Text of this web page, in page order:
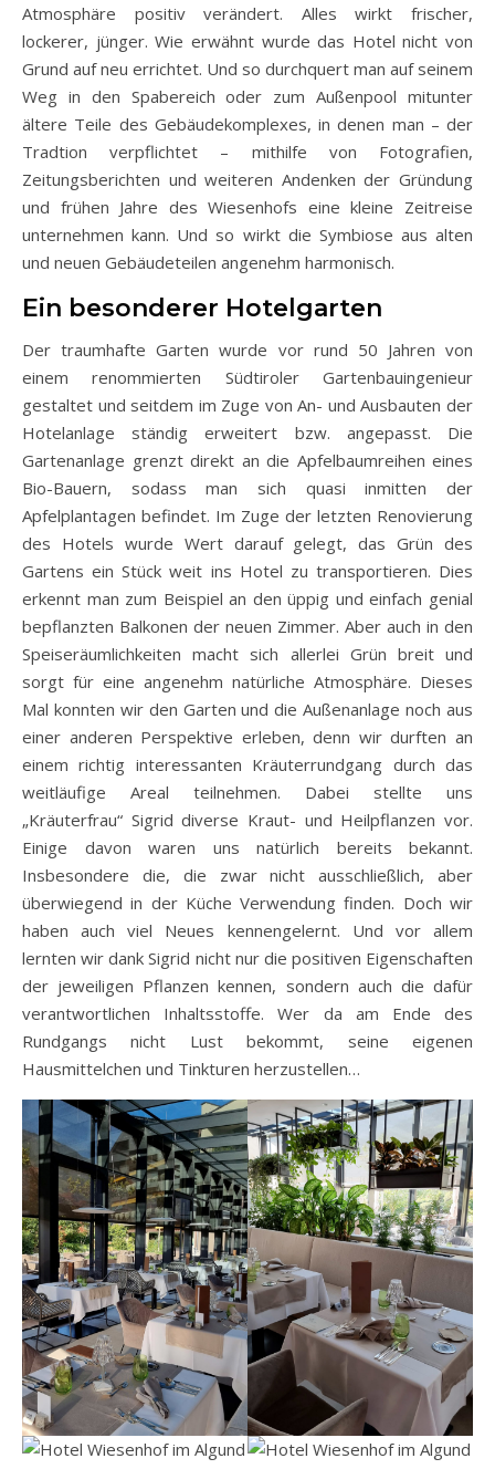
Atmosphäre positiv verändert. Alles wirkt frischer,
lockerer, jünger. Wie erwähnt wurde das Hotel nicht von
Grund auf neu errichtet. Und so durchquert man auf seinem
Weg in den Spabereich oder zum Außenpool mitunter
ältere Teile des Gebäudekomplexes, in denen man – der
Tradtion verpflichtet – mithilfe von Fotografien,
Zeitungsberichten und weiteren Andenken der Gründung
und frühen Jahre des Wiesenhofs eine kleine Zeitreise
unternehmen kann. Und so wirkt die Symbiose aus alten
und neuen Gebäudeteilen angenehm harmonisch.
Ein besonderer Hotelgarten
Der traumhafte Garten wurde vor rund 50 Jahren von
einem renommierten Südtiroler Gartenbauingenieur
gestaltet und seitdem im Zuge von An- und Ausbauten der
Hotelanlage ständig erweitert bzw. angepasst. Die
Gartenanlage grenzt direkt an die Apfelbaumreihen eines
Bio-Bauern, sodass man sich quasi inmitten der
Apfelplantagen befindet. Im Zuge der letzten Renovierung
des Hotels wurde Wert darauf gelegt, das Grün des
Gartens ein Stück weit ins Hotel zu transportieren. Dies
erkennt man zum Beispiel an den üppig und einfach genial
bepflanzten Balkonen der neuen Zimmer. Aber auch in den
Speiseräumlichkeiten macht sich allerlei Grün breit und
sorgt für eine angenehm natürliche Atmosphäre. Dieses
Mal konnten wir den Garten und die Außenanlage noch aus
einer anderen Perspektive erleben, denn wir durften an
einem richtig interessanten Kräuterrundgang durch das
weitläufige Areal teilnehmen. Dabei stellte uns
„Kräuterfrau“ Sigrid diverse Kraut- und Heilpflanzen vor.
Einige davon waren uns natürlich bereits bekannt.
Insbesondere die, die zwar nicht ausschließlich, aber
überwiegend in der Küche Verwendung finden. Doch wir
haben auch viel Neues kennengelernt. Und vor allem
lernten wir dank Sigrid nicht nur die positiven Eigenschaften
der jeweiligen Pflanzen kennen, sondern auch die dafür
verantwortlichen Inhaltsstoffe. Wer da am Ende des
Rundgangs nicht Lust bekommt, seine eigenen
Hausmittelchen und Tinkturen herzustellen…